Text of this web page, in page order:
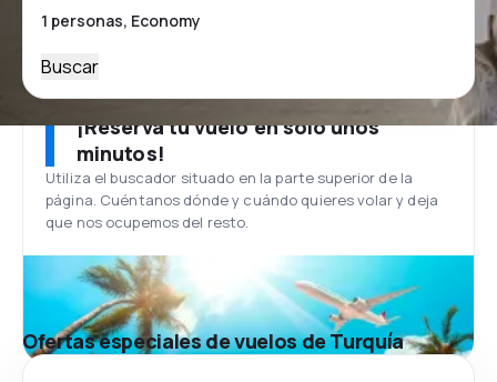
Buscar
¡Reserva tu vuelo en solo unos
minutos!
Utiliza el buscador situado en la parte superior de la
página. Cuéntanos dónde y cuándo quieres volar y deja
que nos ocupemos del resto.
Ofertas especiales de vuelos de Turquía